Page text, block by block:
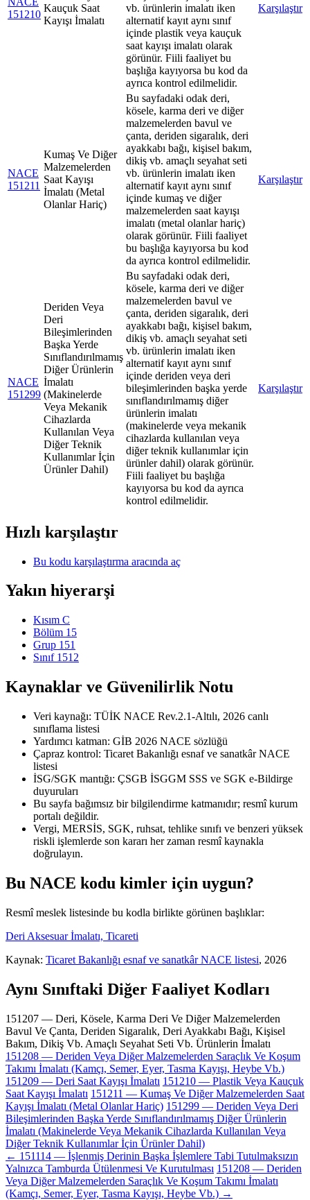
151210
Kauçuk Saat
Kayışı İmalatı
vb. ürünlerin imalatı iken
alternatif kayıt aynı sınıf
içinde plastik veya kauçuk
saat kayışı imalatı olarak
görünür. Fiili faaliyet bu
başlığa kayıyorsa bu kod da
ayrıca kontrol edilmelidir.
Karşılaştır
NACE
151211
Kumaş Ve Diğer
Malzemelerden
Saat Kayışı
İmalatı (Metal
Olanlar Hariç)
Bu sayfadaki odak deri,
kösele, karma deri ve diğer
malzemelerden bavul ve
çanta, deriden sigaralık, deri
ayakkabı bağı, kişisel bakım,
dikiş vb. amaçlı seyahat seti
vb. ürünlerin imalatı iken
alternatif kayıt aynı sınıf
içinde kumaş ve diğer
malzemelerden saat kayışı
imalatı (metal olanlar hariç)
olarak görünür. Fiili faaliyet
bu başlığa kayıyorsa bu kod
da ayrıca kontrol edilmelidir.
Karşılaştır
NACE
151299
Deriden Veya
Deri
Bileşimlerinden
Başka Yerde
Sınıflandırılmamış
Diğer Ürünlerin
İmalatı
(Makinelerde
Veya Mekanik
Cihazlarda
Kullanılan Veya
Diğer Teknik
Kullanımlar İçin
Ürünler Dahil)
Bu sayfadaki odak deri,
kösele, karma deri ve diğer
malzemelerden bavul ve
çanta, deriden sigaralık, deri
ayakkabı bağı, kişisel bakım,
dikiş vb. amaçlı seyahat seti
vb. ürünlerin imalatı iken
alternatif kayıt aynı sınıf
içinde deriden veya deri
bileşimlerinden başka yerde
sınıflandırılmamış diğer
ürünlerin imalatı
(makinelerde veya mekanik
cihazlarda kullanılan veya
diğer teknik kullanımlar için
ürünler dahil) olarak görünür.
Fiili faaliyet bu başlığa
kayıyorsa bu kod da ayrıca
kontrol edilmelidir.
Karşılaştır
Hızlı karşılaştır
Bu kodu karşılaştırma aracında aç
Yakın hiyerarşi
Kısım C
Bölüm 15
Grup 151
Sınıf 1512
Kaynaklar ve Güvenilirlik Notu
Veri kaynağı: TÜİK NACE Rev.2.1-Altılı, 2026 canlı
sınıflama listesi
Yardımcı katman: GİB 2026 NACE sözlüğü
Çapraz kontrol: Ticaret Bakanlığı esnaf ve sanatkâr NACE
listesi
İSG/SGK mantığı: ÇSGB İSGGM SSS ve SGK e-Bildirge
duyuruları
Bu sayfa bağımsız bir bilgilendirme katmanıdır; resmî kurum
portalı değildir.
Vergi, MERSİS, SGK, ruhsat, tehlike sınıfı ve benzeri yüksek
riskli işlemlerde son kararı her zaman resmî kaynakla
doğrulayın.
Bu NACE kodu kimler için uygun?
Resmî meslek listesinde bu kodla birlikte görünen başlıklar:
Deri Aksesuar İmalatı, Ticareti
Kaynak: Ticaret Bakanlığı esnaf ve sanatkâr NACE listesi, 2026
Aynı Sınıftaki Diğer Faaliyet Kodları
151207 — Deri, Kösele, Karma Deri Ve Diğer Malzemelerden
Bavul Ve Çanta, Deriden Sigaralık, Deri Ayakkabı Bağı, Kişisel
Bakım, Dikiş Vb. Amaçlı Seyahat Seti Vb. Ürünlerin İmalatı
151208 — Deriden Veya Diğer Malzemelerden Saraçlık Ve Koşum
Takımı İmalatı (Kamçı, Semer, Eyer, Tasma Kayışı, Heybe Vb.)
151209 — Deri Saat Kayışı İmalatı 151210 — Plastik Veya Kauçuk
Saat Kayışı İmalatı 151211 — Kumaş Ve Diğer Malzemelerden Saat
Kayışı İmalatı (Metal Olanlar Hariç) 151299 — Deriden Veya Deri
Bileşimlerinden Başka Yerde Sınıflandırılmamış Diğer Ürünlerin
İmalatı (Makinelerde Veya Mekanik Cihazlarda Kullanılan Veya
Diğer Teknik Kullanımlar İçin Ürünler Dahil)
← 151114 — İşlenmiş Derinin Başka İşlemlere Tabi Tutulmaksızın
Yalnızca Tamburda Ütülenmesi Ve Kurutulması 151208 — Deriden
Veya Diğer Malzemelerden Saraçlık Ve Koşum Takımı İmalatı
(Kamçı, Semer, Eyer, Tasma Kayışı, Heybe Vb.) →